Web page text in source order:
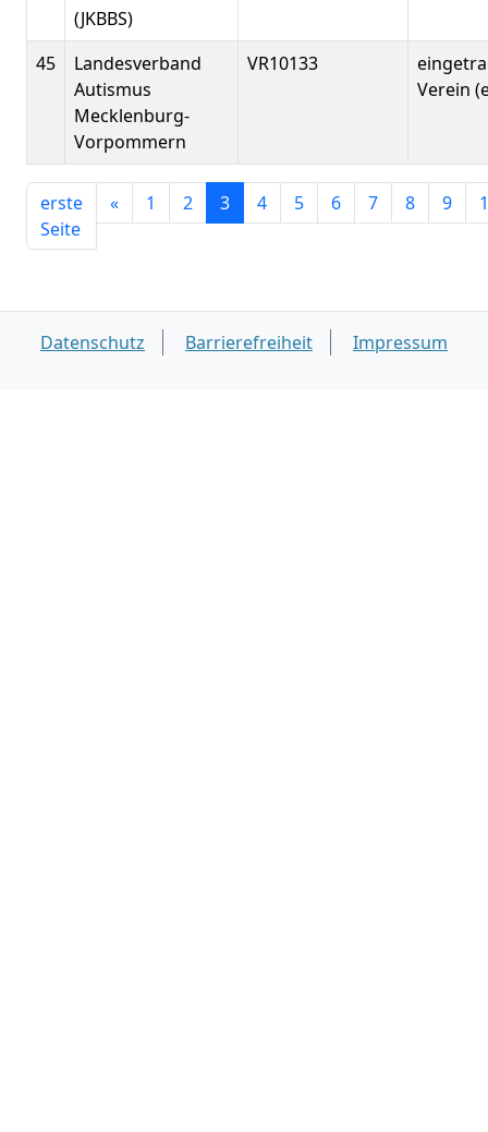
(JKBBS)
45
Landesverband
Autismus
Mecklenburg-
Vorpommern
VR10133
Verein
erste
Seite
« 1 2 3 4 5 6 7 8 9
Datenschutz Barrierefreiheit Impressum